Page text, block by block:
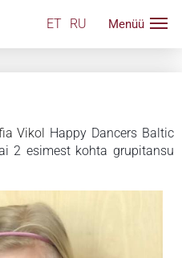
ET RU
Vikol Happy Dancers Baltic
2 esimest kohta grupitansu